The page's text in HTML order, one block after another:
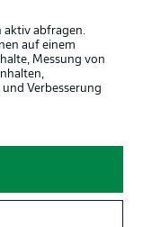
aktiv abfragen.
auf einem
Messung von
Verbesserung